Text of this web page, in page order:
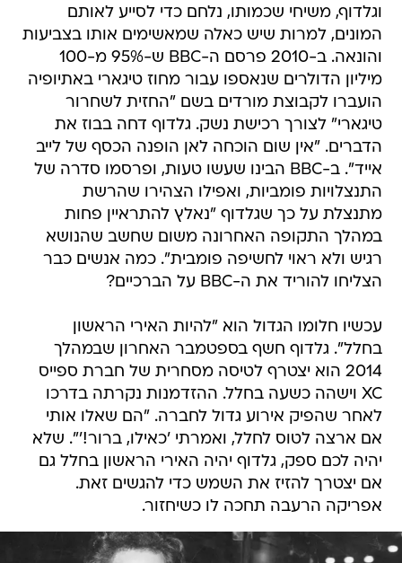
וגלדוף, משיחי שכמותו, נלחם כדי לסייע לאותם
המונים, למרות שיש כאלה שמאשימים אותו בצביעות
והונאה. ב-2010 פרסם ה-BBC ש-95% מ-100
מיליון הדולרים שנאספו עבור מחוז טיגארי באתיופיה
הועברו לקבוצת מורדים בשם "החזית לשחרור
טיגארי" לצורך רכישת נשק. גלדוף דחה בבוז את
הדברים. "אין שום הוכחה לאן הופנה הכסף של לייב
אייד". ב-BBC הבינו שעשו טעות, ופרסמו סדרה של
התנצלויות פומביות, ואפילו הצהירו שהרשת
מתנצלת על כך שגלדוף "נאלץ להתראיין פחות
במהלך התקופה האחרונה משום שחשב שהנושא
רגיש ולא ראוי לחשיפה פומבית". כמה אנשים כבר
הצליחו להוריד את ה-BBC על הברכיים?
עכשיו חלומו הגדול הוא "להיות האירי הראשון
בחלל". גלדוף חשף בספטמבר האחרון שבמהלך
2014 הוא יצטרף לטיסה מסחרית של חברת ספייס
XC וישהה כשעה בחלל. ההזדמנות נקרתה בדרכו
לאחר שהפיק אירוע גדול לחברה. "הם שאלו אותי
אם ארצה לטוס לחלל, ואמרתי 'כאילו, ברור!'". שלא
יהיה לכם ספק, גלדוף יהיה האירי הראשון בחלל גם
אם יצטרך להזיז את השמש כדי להגשים זאת.
אפריקה הרעבה תחכה לו כשיחזור.